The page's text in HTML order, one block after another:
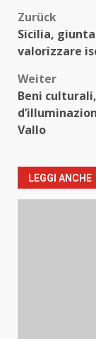
Zurück
Sicilia,
valorizzare
Weiter
Beni
Vallo
LEGGI ANCHE